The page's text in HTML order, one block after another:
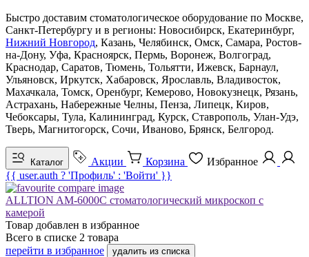
Быстро доставим стоматологическое оборудование по Москве,
Санкт-Петербургу и в регионы: Новосибирск, Екатеринбург,
Нижний Новгород, Казань, Челябинск, Омск, Самара, Ростов-
на-Дону, Уфа, Красноярск, Пермь, Воронеж, Волгоград,
Краснодар, Саратов, Тюмень, Тольятти, Ижевск, Барнаул,
Ульяновск, Иркутск, Хабаровск, Ярославль, Владивосток,
Махачкала, Томск, Оренбург, Кемерово, Новокузнецк, Рязань,
Астрахань, Набережные Челны, Пенза, Липецк, Киров,
Чебоксары, Тула, Калининград, Курск, Ставрополь, Улан-Удэ,
Тверь, Магнитогорск, Сочи, Иваново, Брянск, Белгород.
Каталог Акции Корзина
Избранное
{{ user.auth ? 'Профиль' : 'Войти' }}
ALLTION AM-6000C стоматологический микроскоп с
камерой
Товар добавлен в избранное
Всего в списке 2 товара
перейти в избранное
удалить из списка